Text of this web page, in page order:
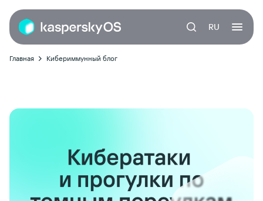
RU
Главная Кибериммунный блог